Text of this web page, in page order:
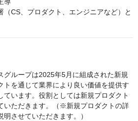
導
（CS、プロダクト、エンジニアなど）と
グループは2025年5月に組成された新規
トを通じて業界により良い価値を提供す
ています。役割としては新規プロダクト
いただきます。（※新規プロダクトの詳
させていただきます。）